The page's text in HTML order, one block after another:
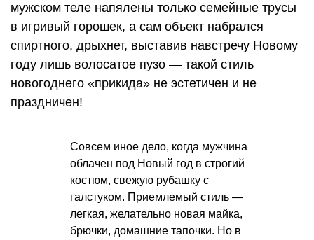
мужском теле напялены только семейные трусы
в игривый горошек, а сам объект набрался
спиртного, дрыхнет, выставив навстречу Новому
году лишь волосатое пузо — такой стиль
новогоднего «прикида» не эстетичен и не
праздничен!
Совсем иное дело, когда мужчина
облачен под Новый год в строгий
костюм, свежую рубашку с
галстуком. Приемлемый стиль —
легкая, желательно новая майка,
брючки, домашние тапочки. Но в